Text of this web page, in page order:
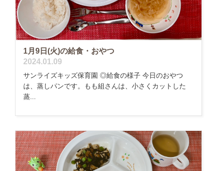
1月9日(火)の給食・おやつ
2024.01.09
サンライズキッズ保育園 ◎給食の様子 今日のおやつ
は、蒸しパンです。もも組さんは、小さくカットした
蒸...